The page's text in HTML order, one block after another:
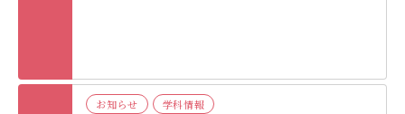
お知らせ 学科情報